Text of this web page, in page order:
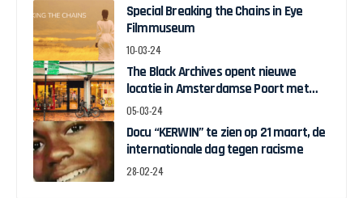
Special Breaking the Chains in Eye
Filmmuseum
10-03-24
The Black Archives opent nieuwe
locatie in Amsterdamse Poort met
pop-up expo over Ghanese
05-03-24
Docu “KERWIN” te zien op 21 maart, de
internationale dag tegen racisme
28-02-24